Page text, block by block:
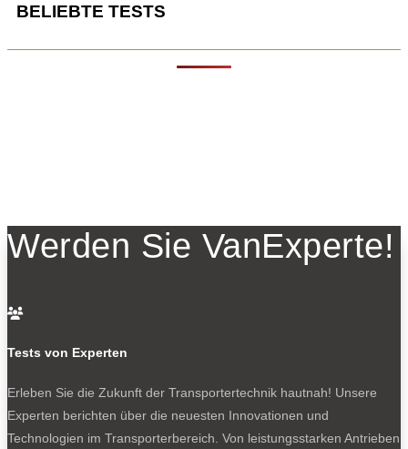
BELIEBTE TESTS
Werden Sie VanExperte!

Tests von Experten
Erleben Sie die Zukunft der Transportertechnik hautnah! Unsere
Experten berichten über die neuesten Innovationen und
Technologien im Transporterbereich. Von leistungsstarken Antrieben